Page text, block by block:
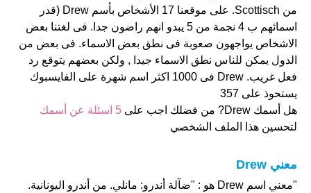
من Scottisch. على موقعنا 17 الأشخاص بأسم Drew (قدر
اسمائهم ب 4 نجمة من 5 يبدو انهم راضون جدا. فى لغتنا بعض
الاشخاص يواجهون صعوبة فى نطق بعض الاسماء. فى بعض من
الدول يمكن للناس نطق الاسماء جيدا , ولكن بعضهم يتوقع رد
فعل غريب. Drew فى 1000 اكثر اسم شهرة على الفايسبوك
يستحوذ على 357
هل أسمك Drew? من فضلك اجب على
5 اسئلة عن أسمك
لتحسين هذا الملف الشخصي
معني Drew
"معني اسم Drew هو : "ضآلة أندرو: مانلي. من أندرو اليونانية.